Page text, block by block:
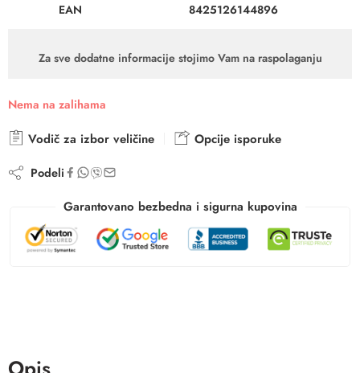
EAN 8425126144896
Za sve dodatne informacije stojimo Vam na raspolaganju
Nema na zalihama
Vodič za izbor veličine Opcije isporuke
Podeli
Garantovano bezbedna i sigurna kupovina